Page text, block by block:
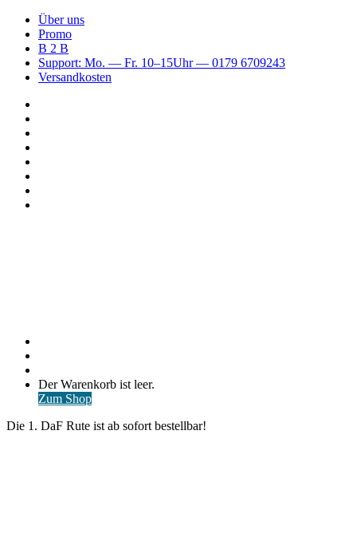
Über uns
Promo
B 2 B
Support: Mo. — Fr. 10–15Uhr — 0179 6709243
Versandkosten
Warenkorb
ansehen
Der Warenkorb ist leer.
Zum Shop
Die 1. DaF Rute ist ab sofort bestellbar!